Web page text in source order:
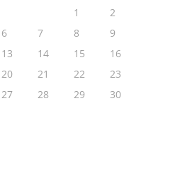
1
2
6 7 8
9
13 14 15
16
20 21 22
23
27 28 29
30